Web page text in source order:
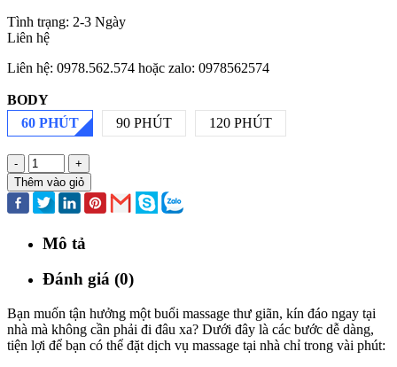
Tình trạng: 2-3 Ngày
Liên hệ
Liên hệ: 0978.562.574 hoặc zalo: 0978562574
BODY
60 PHÚT
90 PHÚT 120 PHÚT
-
+
Thêm vào giỏ
Mô tả
Đánh giá (0)
Bạn muốn tận hưởng một buổi massage thư giãn, kín đáo ngay tại
nhà mà không cần phải đi đâu xa? Dưới đây là các bước dễ dàng,
tiện lợi để bạn có thể đặt dịch vụ massage tại nhà chỉ trong vài phút: